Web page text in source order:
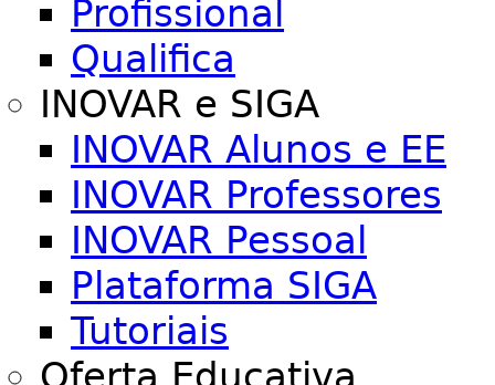
Profissional
Qualifica
INOVAR e SIGA
INOVAR Alunos e EE
INOVAR Professores
INOVAR Pessoal
Plataforma SIGA
Tutoriais
Oferta Educativa